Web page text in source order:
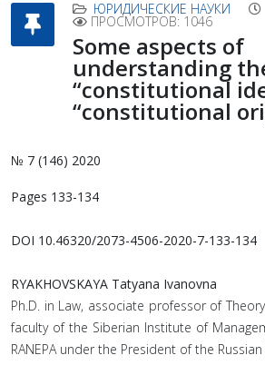
ЮРИДИЧЕСКИЕ НАУКИ
ПРОСМОТРОВ: 1046
Some aspects of
understanding
“constitutional
“constitutional
№ 7 (146) 2020
Pages 133-134
DOI 10.46320/2073-4506-2020-7-133-134
RYAKHOVSKAYA Tatyana Ivanovna
Ph.D. in Law, associate professor of
faculty of the Siberian Institute of
RANEPA under the President of the